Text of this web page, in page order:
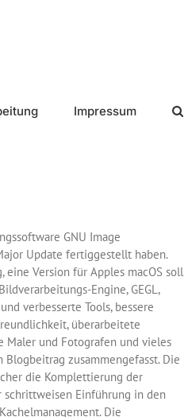
Impressum
GNU Image
Update fertiggestellt haben.
Version für Apples macOS soll
Engine, GEGL,
verbesserte Tools, bessere
überarbeitete
Maler und Fotografen und vieles
zusammengefasst. Die
die Komplettierung der
schrittweisen Einführung in den
Die